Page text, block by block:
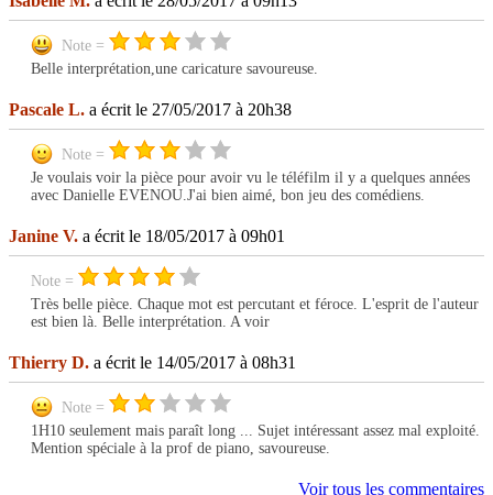
Note =
Belle interprétation,une caricature savoureuse.
Pascale L. a écrit le 27/05/2017 à 20h38
Note =
Je voulais voir la pièce pour avoir vu le téléfilm il y a quelques années
avec Danielle EVENOU.J'ai bien aimé, bon jeu des comédiens.
Janine V. a écrit le 18/05/2017 à 09h01
Note =
Très belle pièce. Chaque mot est percutant et féroce. L'esprit de l'auteur
est bien là. Belle interprétation. A voir
Thierry D. a écrit le 14/05/2017 à 08h31
Note =
1H10 seulement mais paraît long ... Sujet intéressant assez mal exploité.
Mention spéciale à la prof de piano, savoureuse.
Voir tous les commentaires